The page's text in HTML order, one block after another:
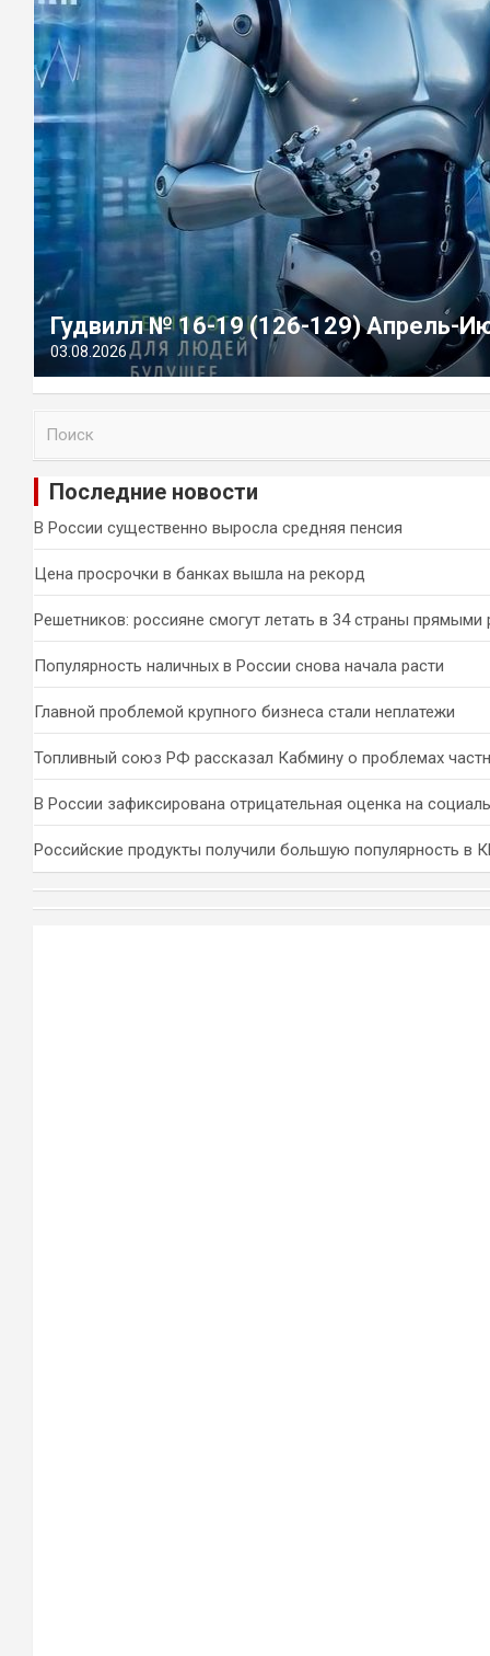
Гудвилл № 16-19 (126-129) Апрель-
03.08.2026
и
Последние новости
В России существенно выросла средняя пенсия
Цена просрочки в банках вышла на рекорд
Решетников: россияне смогут летать в 34 страны прямыми
Популярность наличных в России снова начала расти
Главной проблемой крупного бизнеса стали неплатежи
Топливный союз РФ рассказал Кабмину о проблемах
В России зафиксирована отрицательная оценка на
Российские продукты получили большую популярность в